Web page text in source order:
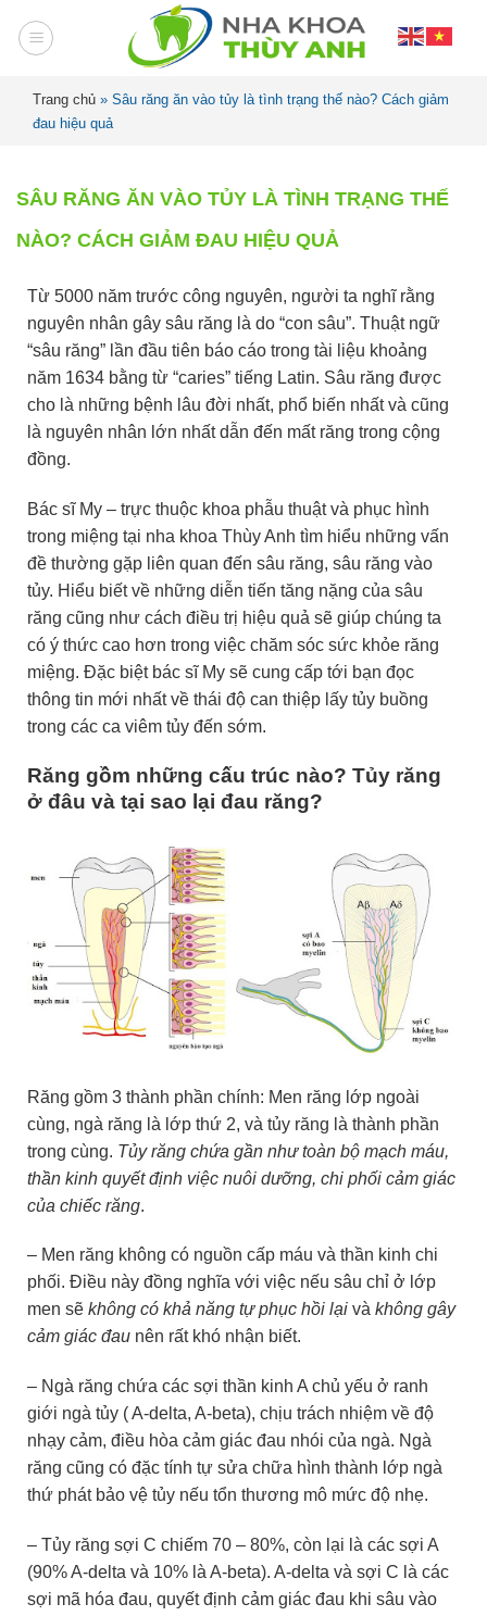
Trang chủ » Sâu răng ăn vào tủy là tình trạng thế nào? Cách giảm
đau hiệu quả
SÂU RĂNG ĂN VÀO TỦY LÀ TÌNH TRẠNG THẾ
NÀO? CÁCH GIẢM ĐAU HIỆU QUẢ
Từ 5000 năm trước công nguyên, người ta nghĩ rằng
nguyên nhân gây sâu răng là do “con sâu”. Thuật ngữ
“sâu răng” lần đầu tiên báo cáo trong tài liệu khoảng
năm 1634 bằng từ “caries” tiếng Latin. Sâu răng được
cho là những bệnh lâu đời nhất, phổ biến nhất và cũng
là nguyên nhân lớn nhất dẫn đến mất răng trong cộng
đồng.
Bác sĩ My – trực thuộc khoa phẫu thuật và phục hình
trong miệng tại nha khoa Thùy Anh tìm hiểu những vấn
đề thường gặp liên quan đến sâu răng, sâu răng vào
tủy. Hiểu biết về những diễn tiến tăng nặng của sâu
răng cũng như cách điều trị hiệu quả sẽ giúp chúng ta
có ý thức cao hơn trong việc chăm sóc sức khỏe răng
miệng. Đặc biệt bác sĩ My sẽ cung cấp tới bạn đọc
thông tin mới nhất về thái độ can thiệp lấy tủy buồng
trong các ca viêm tủy đến sớm.
Răng gồm những cấu trúc nào? Tủy răng
ở đâu và tại sao lại đau răng?
Răng gồm 3 thành phần chính: Men răng lớp ngoài
cùng, ngà răng là lớp thứ 2, và tủy răng là thành phần
trong cùng. Tủy răng chứa gần như toàn bộ mạch máu,
thần kinh quyết định việc nuôi dưỡng, chi phối cảm giác
của chiếc răng.
– Men răng không có nguồn cấp máu và thần kinh chi
phối. Điều này đồng nghĩa với việc nếu sâu chỉ ở lớp
men sẽ không có khả năng tự phục hồi lại và không gây
cảm giác đau nên rất khó nhận biết.
– Ngà răng chứa các sợi thần kinh A chủ yếu ở ranh
giới ngà tủy ( A-delta, A-beta), chịu trách nhiệm về độ
nhạy cảm, điều hòa cảm giác đau nhói của ngà. Ngà
răng cũng có đặc tính tự sửa chữa hình thành lớp ngà
thứ phát bảo vệ tủy nếu tổn thương mô mức độ nhẹ.
– Tủy răng sợi C chiếm 70 – 80%, còn lại là các sợi A
(90% A-delta và 10% là A-beta). A-delta và sợi C là các
sợi mã hóa đau, quyết định cảm giác đau khi sâu vào